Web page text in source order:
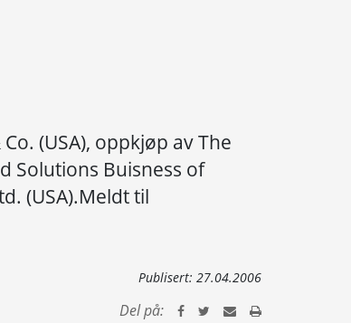
(USA), oppkjøp av The
Solutions Buisness of
(USA).Meldt til
Publisert: 27.04.2006
Del på: